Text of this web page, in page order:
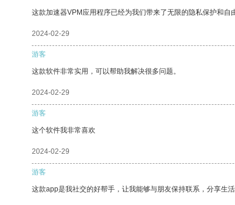
这款加速器VPM应用程序已经为我们带来了无限的隐私保护和自
2024-02-29
游客
这款软件非常实用，可以帮助我解决很多问题。
2024-02-29
游客
这个软件我非常喜欢
2024-02-29
游客
这款app是我社交的好帮手，让我能够与朋友保持联系，分享生活